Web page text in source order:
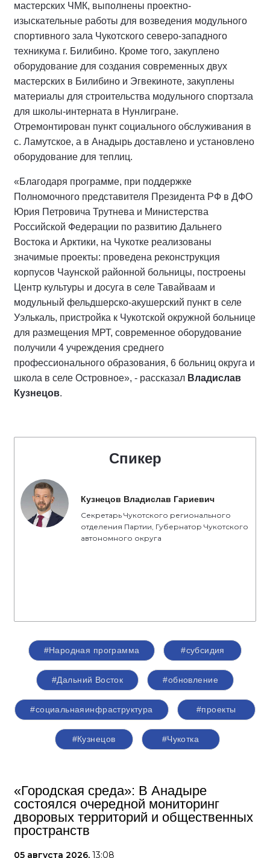
мастерских ЧМК, выполнены проектно-
изыскательные работы для возведения модульного
спортивного зала Чукотского северо-западного
техникума г. Билибино. Кроме того, закуплено
оборудование для создания современных двух
мастерских в Билибино и Эгвекиноте, закуплены
материалы для строительства модульного спортзала
для школы-интерната в Нунлигране.
Отремонтирован пункт социального обслуживания в
с. Ламутское, а в Анадырь доставлено и установлено
оборудование для теплиц.
«Благодаря программе, при поддержке
Полномочного представителя Президента РФ в ДФО
Юрия Петровича Трутнева и Министерства
Российской Федерации по развитию Дальнего
Востока и Арктики, на Чукотке реализованы
значимые проекты: проведена реконструкция
корпусов Чаунской районной больницы, построены
Центр культуры и досуга в селе Тавайваам и
модульный фельдшерско-акушерский пункт в селе
Уэлькаль, пристройка к Чукотской окружной больнице
для размещения МРТ, современное оборудование
получили 4 учреждения среднего
профессионального образования, 6 больниц округа и
школа в селе Островное», - рассказал Владислав
Кузнецов.
Спикер
Кузнецов Владислав Гариевич
Секретарь Чукотского регионального
отделения Партии, Губернатор Чукотского
автономного округа
#Народная программа #субсидия
#Дальний Восток #обновление
#социальнаяинфраструктура #проекты
#Кузнецов #Чукотка
«Городская среда»: В Анадыре
состоялся очередной мониторинг
дворовых территорий и общественных
пространств
05 августа 2026, 13:08